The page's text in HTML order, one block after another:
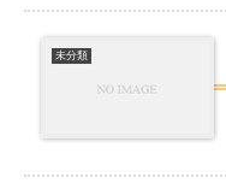
未分類